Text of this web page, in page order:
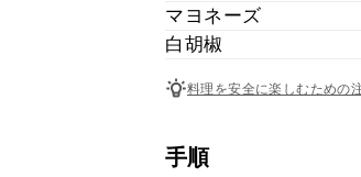
マヨネーズ
白胡椒
料理を安全に楽しむための
手順